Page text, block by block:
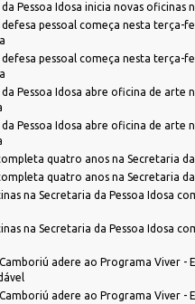
Pessoa Idosa inicia novas oficinas
pessoal começa nesta terça-
pessoal começa nesta terça-
Pessoa Idosa abre oficina de arte
Pessoa Idosa abre oficina de arte
quatro anos na Secretaria da
quatro anos na Secretaria da
na Secretaria da Pessoa Idosa
na Secretaria da Pessoa Idosa
adere ao Programa Viver -
adere ao Programa Viver -